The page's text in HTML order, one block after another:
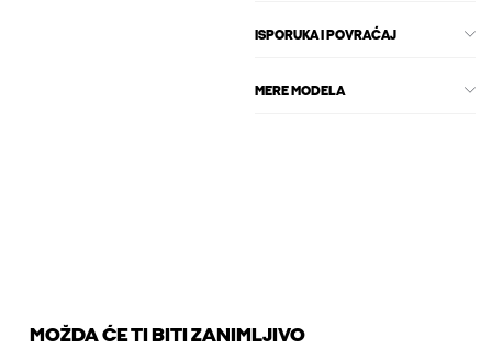
ISPORUKA I POVRAĆAJ
MERE MODELA
MOŽDA ĆE TI BITI ZANIMLJIVO